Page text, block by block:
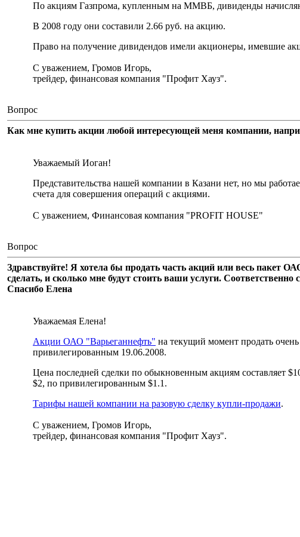
По акциям Газпрома, купленным на ММВБ, дивиденды
В 2008 году они составили 2.66 руб. на акцию.
Право на получение дивидендов имели акционеры, имевшие
С уважением, Громов Игорь,
трейдер, финансовая компания "Профит Хауз".
Вопрос
Как мне купить акции любой интересующей меня компании,
Уважаемый Иоган!
Представительства нашей компании в Казани нет, но мы
счета для совершения операций с акциями.
С уважением, Финансовая компания "PROFIT HOUSE"
Вопрос
Здравствуйте! Я хотела бы продать часть акций или весь пакет
сделать, и сколько мне будут стоить ваши услуги.
Спасибо Елена
Уважаемая Елена!
Акции ОАО "Варьеганнефть" на текущий момент продать
привилегированным 19.06.2008.
Цена последней сделки по обыкновенным акциям составляет
$2, по привилегированным $1.1.
Тарифы нашей компании на разовую сделку купли-продажи.
С уважением, Громов Игорь,
трейдер, финансовая компания "Профит Хауз".